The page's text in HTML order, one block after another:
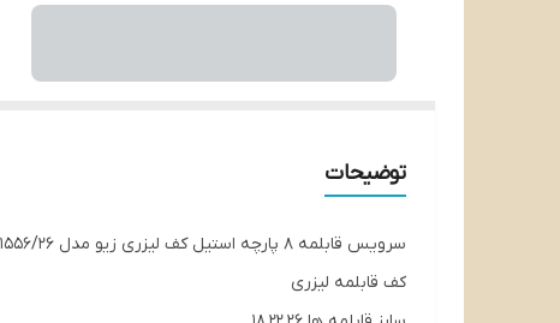
توضیحات
سرویس قابلمه ۸ پارچه استیل کف لیزری زیو مدل Z_1556/26
کف قابلمه لیزری